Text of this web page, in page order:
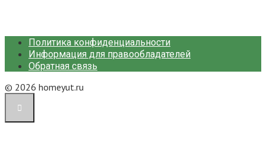
Политика конфиденциальности
Информация для правообладателей
Обратная связь
© 2026 homeyut.ru